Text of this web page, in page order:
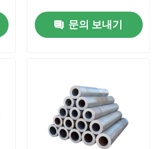
문의 보내기